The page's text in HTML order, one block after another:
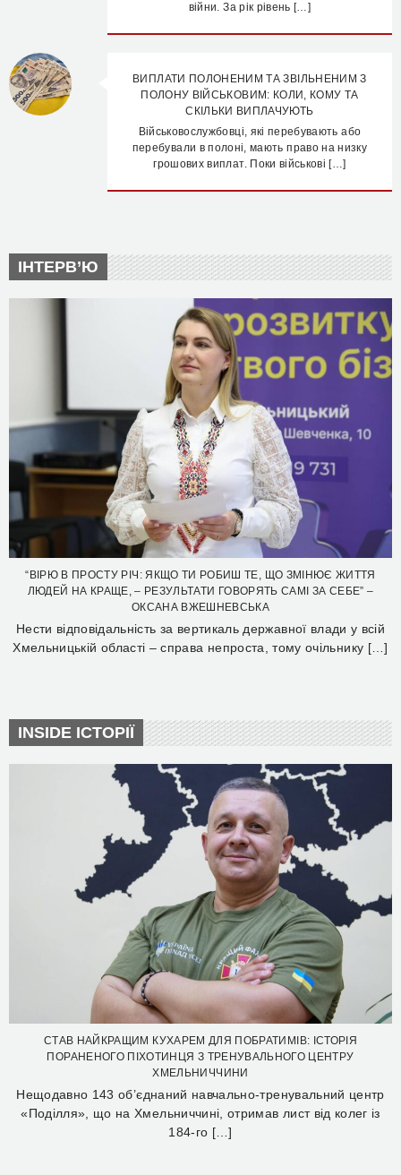
війни. За рік рівень […]
ВИПЛАТИ ПОЛОНЕНИМ ТА ЗВІЛЬНЕНИМ З
ПОЛОНУ ВІЙСЬКОВИМ: КОЛИ, КОМУ ТА
СКІЛЬКИ ВИПЛАЧУЮТЬ
Військовослужбовці, які перебувають або
перебували в полоні, мають право на низку
грошових виплат. Поки військові […]
ІНТЕРВ’Ю
“ВІРЮ В ПРОСТУ РІЧ: ЯКЩО ТИ РОБИШ ТЕ, ЩО ЗМІНЮЄ ЖИТТЯ
ЛЮДЕЙ НА КРАЩЕ, – РЕЗУЛЬТАТИ ГОВОРЯТЬ САМІ ЗА СЕБЕ” –
ОКСАНА ВЖЕШНЕВСЬКА
Нести відповідальність за вертикаль державної влади у всій
Хмельницькій області – справа непроста, тому очільнику […]
INSIDE ІСТОРІЇ
СТАВ НАЙКРАЩИМ КУХАРЕМ ДЛЯ ПОБРАТИМІВ: ІСТОРІЯ
ПОРАНЕНОГО ПІХОТИНЦЯ З ТРЕНУВАЛЬНОГО ЦЕНТРУ
ХМЕЛЬНИЧЧИНИ
Нещодавно 143 об’єднаний навчально-тренувальний центр
«Поділля», що на Хмельниччині, отримав лист від колег із
184-го […]